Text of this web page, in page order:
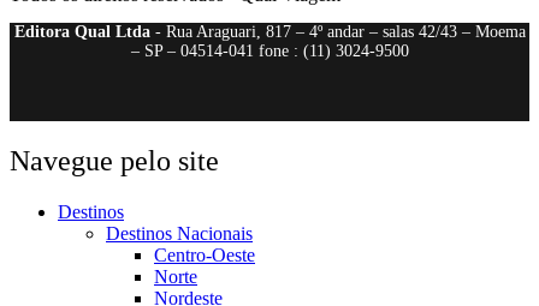
Editora Qual Ltda- Rua Araguari, 817 – 4º andar – salas 42/43 – Moema
– SP – 04514-041 fone : (11) 3024-9500
Navegue pelo site
Destinos
Destinos Nacionais
Centro-Oeste
Norte
Nordeste